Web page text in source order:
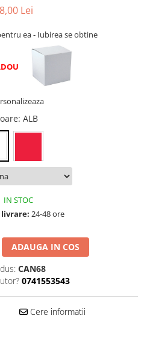
Lei
ea - Iubirea se obtine
: ALB
IN STOC
24-48 ore
ADAUGA IN COS
CAN68
0741553543
Cere informatii